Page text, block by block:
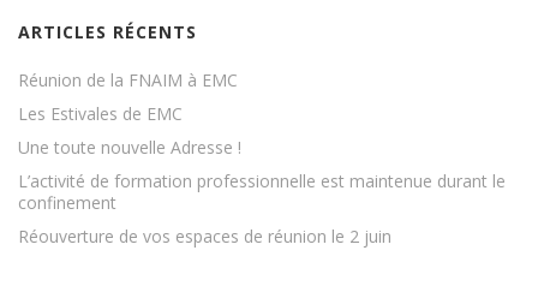
ARTICLES RÉCENTS
Réunion de la FNAIM à EMC
Les Estivales de EMC
Une toute nouvelle Adresse !
L’activité de formation professionnelle est maintenue durant le
confinement
Réouverture de vos espaces de réunion le 2 juin